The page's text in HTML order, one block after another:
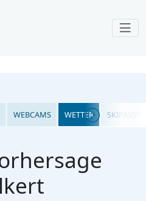
WEBCAMS WETTER